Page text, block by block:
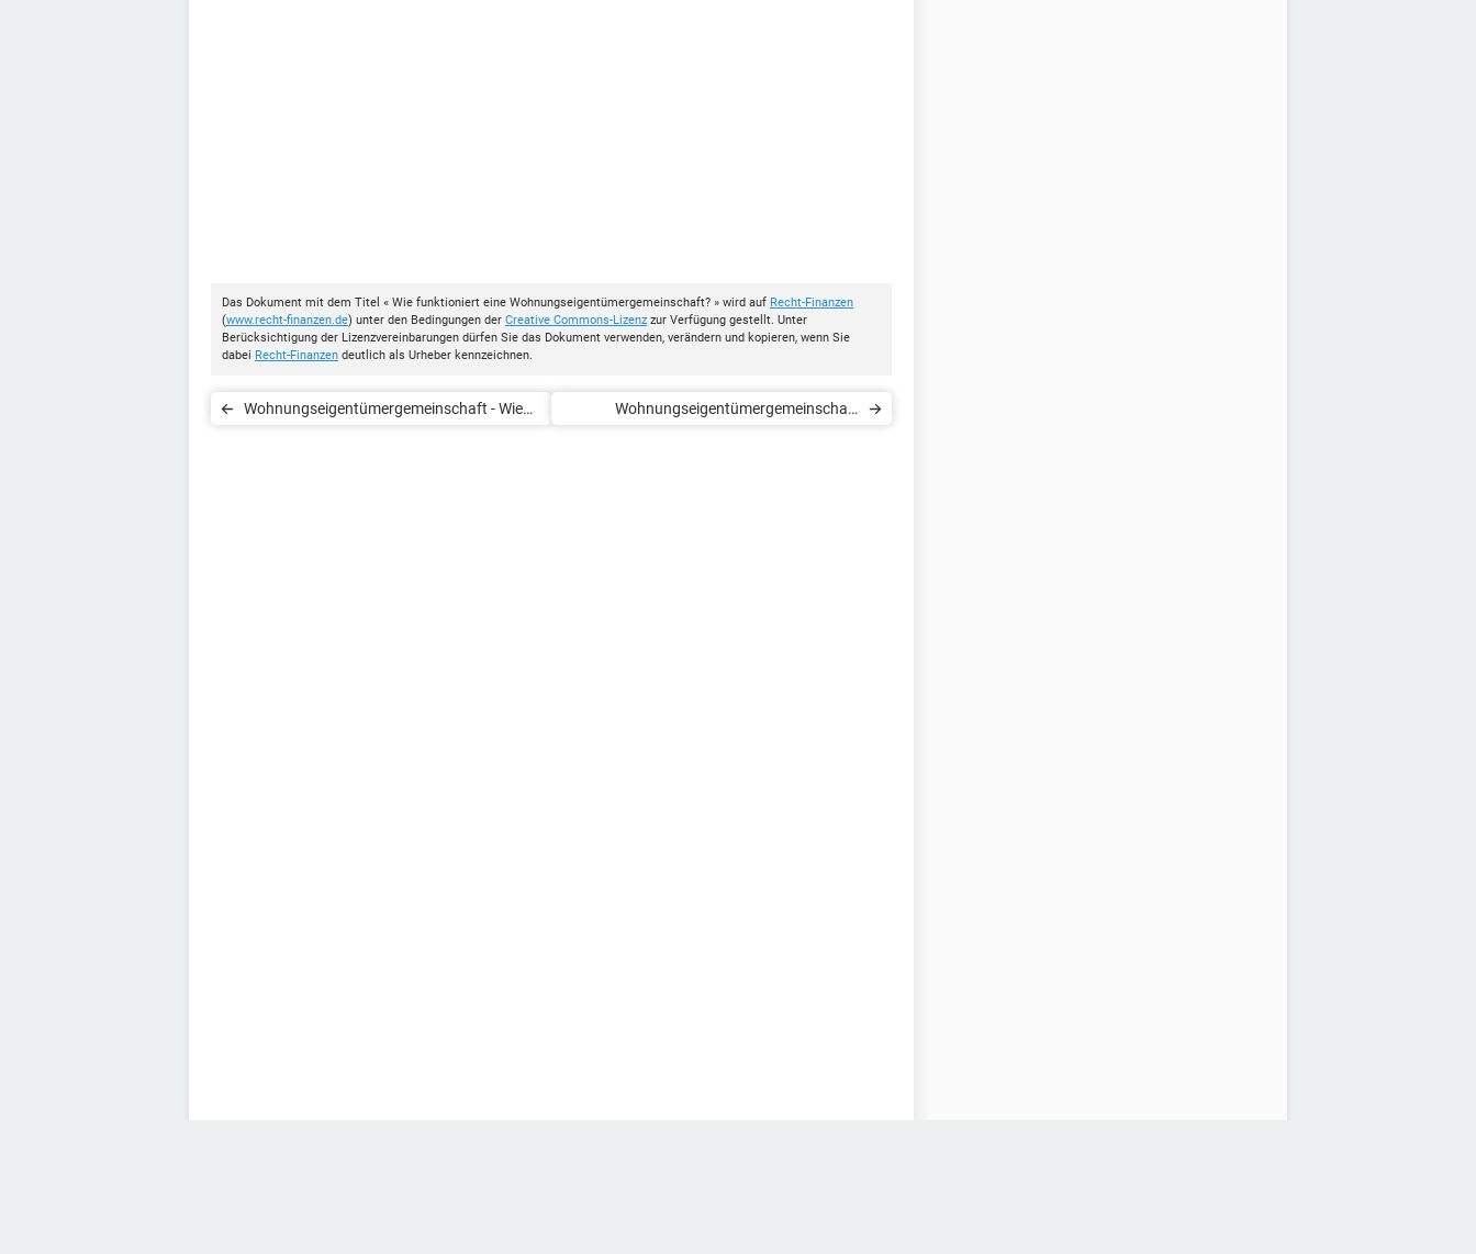
Das Dokument mit dem Titel « Wie funktioniert eine Wohnungseigentümergemeinschaft? » wird auf Recht-Finanzen
(www.recht-finanzen.de) unter den Bedingungen der Creative Commons-Lizenz zur Verfügung gestellt. Unter
Berücksichtigung der Lizenzvereinbarungen dürfen Sie das Dokument verwenden, verändern und kopieren, wenn Sie
dabei Recht-Finanzen deutlich als Urheber kennzeichnen.
Wohnungseigentümergemeinschaft - Wie
Wohnungseigentümergemeinschaft